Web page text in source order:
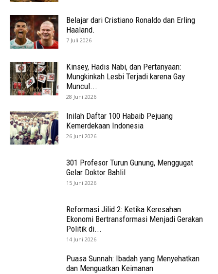
Belajar dari Cristiano Ronaldo dan Erling
Haaland.
7 Juli 2026
Kinsey, Hadis Nabi, dan Pertanyaan:
Mungkinkah Lesbi Terjadi karena Gay
Muncul...
28 Juni 2026
Inilah Daftar 100 Habaib Pejuang
Kemerdekaan Indonesia
26 Juni 2026
301 Profesor Turun Gunung, Menggugat
Gelar Doktor Bahlil
15 Juni 2026
Reformasi Jilid 2: Ketika Keresahan
Ekonomi Bertransformasi Menjadi Gerakan
Politik di...
14 Juni 2026
Puasa Sunnah: Ibadah yang Menyehatkan
dan Menguatkan Keimanan